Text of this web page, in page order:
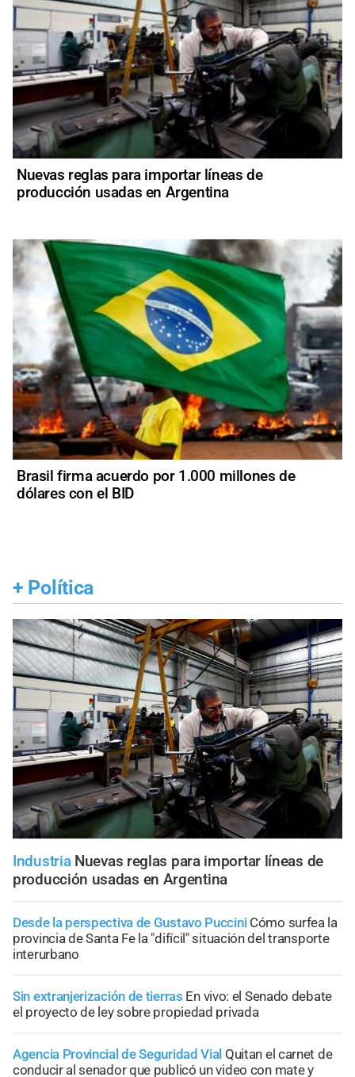
Nuevas reglas para importar líneas de
producción usadas en Argentina
Brasil firma acuerdo por 1.000 millones de
dólares con el BID
+ Política
Industria Nuevas reglas para importar líneas de
producción usadas en Argentina
Desde la perspectiva de Gustavo Puccini Cómo surfea la
provincia de Santa Fe la "difícil" situación del transporte
interurbano
Sin extranjerización de tierras En vivo: el Senado debate
el proyecto de ley sobre propiedad privada
Agencia Provincial de Seguridad Vial Quitan el carnet de
conducir al senador que publicó un video con mate y